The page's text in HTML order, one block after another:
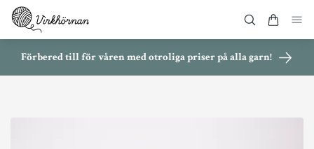
Förbered till för våren med otroliga priser på alla garn!